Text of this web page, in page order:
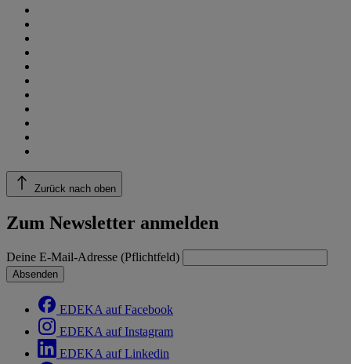
Zurück nach oben
Zum Newsletter anmelden
Deine E-Mail-Adresse (Pflichtfeld)
Absenden
EDEKA auf Facebook
EDEKA auf Instagram
EDEKA auf Linkedin